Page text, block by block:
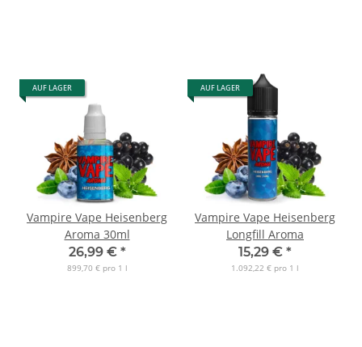
AUF LAGER
Vampire Vape Heisenberg
Aroma 30ml
26,99 € *
899,70 € pro 1 l
AUF LAGER
Vampire Vape Heisenberg
Longfill Aroma
15,29 € *
1.092,22 € pro 1 l